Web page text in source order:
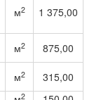
м2 1 375,00
м2
875,00
м2
315,00
2